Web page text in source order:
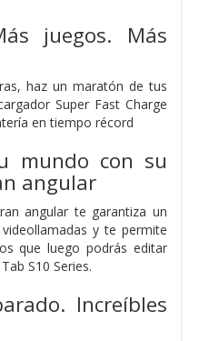
juegos. Más
haz un maratón de tus
Super Fast Charge
en tiempo récord
mundo con su
angular
angular te garantiza un
y te permite
que luego podrás editar
S10 Series.
Increíbles